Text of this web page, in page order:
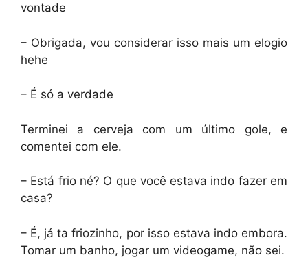
vontade
– Obrigada, vou considerar isso mais um elogio
hehe
– É só a verdade
Terminei a cerveja com um último gole, e
comentei com ele.
– Está frio né? O que você estava indo fazer em
casa?
– É, já ta friozinho, por isso estava indo embora.
Tomar um banho, jogar um videogame, não sei.